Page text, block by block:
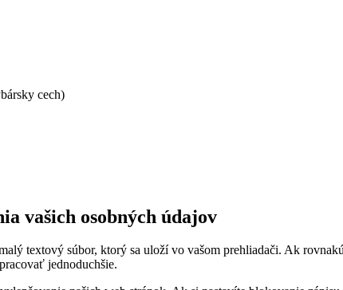
cech)
vašich osobných údajov
textový súbor, ktorý sa uloží vo vašom prehliadači. Ak
jednoduchšie.